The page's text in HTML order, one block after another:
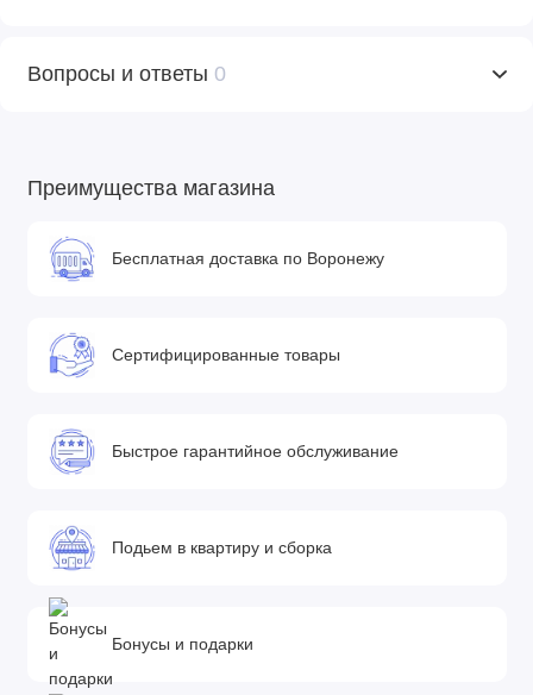
Вопросы и ответы 0
Преимущества магазина
Бесплатная доставка по Воронежу
Сертифицированные товары
Быстрое гарантийное обслуживание
Подьем в квартиру и сборка
Бонусы и подарки